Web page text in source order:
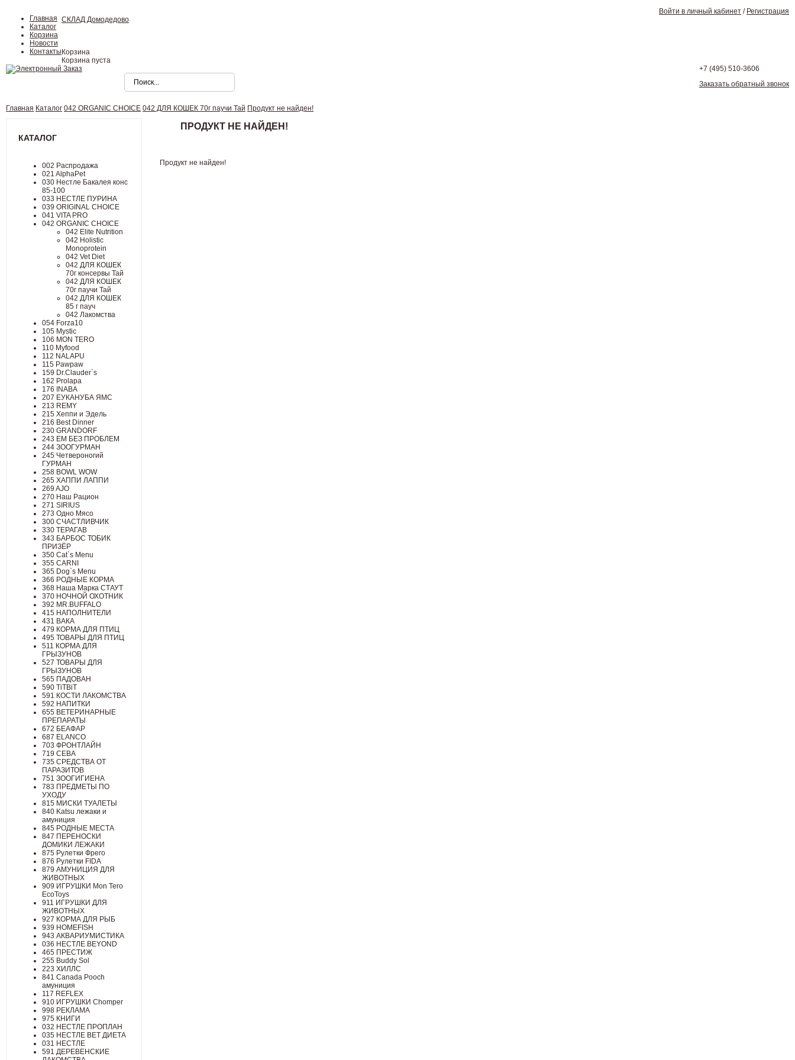
Главная
Каталог
Корзина
Новости
Контакты
Войти в личный кабинет / Регистрация
СКЛАД Домодедово
Корзина
Корзина пуста
+7 (495) 510-3606
Заказать обратный звонок
Главная Каталог 042 ORGANIC CHOICE 042 ДЛЯ КОШЕК 70г паучи Тай Продукт не найден!
КАТАЛОГ
002 Распродажа
021 AlphaPet
030 Нестле Бакалея конc
85-100
033 НЕСТЛЕ ПУРИНА
039 ORIGINAL CHOICE
041 VITA PRO
042 ORGANIC CHOICE
042 Elite Nutrition
042 Holistic
Monoprotein
042 Vet Diet
042 ДЛЯ КОШЕК
70г консервы Тай
042 ДЛЯ КОШЕК
70г паучи Тай
042 ДЛЯ КОШЕК
85 г пауч
042 Лакомства
054 Forza10
105 Mystic
106 MON TERO
110 Myfood
112 NALAPU
115 Pawpaw
159 Dr.Clauder`s
162 Prolapa
176 INABA
207 ЕУКАНУБА ЯМС
213 REMY
215 Хеппи и Эдель
216 Best Dinner
230 GRANDORF
243 ЕМ БЕЗ ПРОБЛЕМ
244 ЗООГУРМАН
245 Четвероногий
ГУРМАН
258 BOWL WOW
265 ХАППИ ЛАППИ
269 AJO
270 Наш Рацион
271 SIRIUS
273 Одно Мясо
300 СЧАСТЛИВЧИК
330 ТЕРАГАВ
343 БАРБОС ТОБИК
ПРИЗЁР
350 Cat`s Menu
355 CARNI
365 Dog`s Menu
366 РОДНЫЕ КОРМА
368 Наша Марка СТАУТ
370 НОЧНОЙ ОХОТНИК
392 MR.BUFFALO
415 НАПОЛНИТЕЛИ
431 ВАКА
479 КОРМА ДЛЯ ПТИЦ
495 ТОВАРЫ ДЛЯ ПТИЦ
511 КОРМА ДЛЯ
ГРЫЗУНОВ
527 ТОВАРЫ ДЛЯ
ГРЫЗУНОВ
565 ПАДОВАН
590 TiTBiT
591 КОСТИ ЛАКОМСТВА
592 НАПИТКИ
655 ВЕТЕРИНАРНЫЕ
ПРЕПАРАТЫ
672 БЕАФАР
687 ELANCO
703 ФРОНТЛАЙН
719 СЕВА
735 СРЕДСТВА ОТ
ПАРАЗИТОВ
751 ЗООГИГИЕНА
783 ПРЕДМЕТЫ ПО
УХОДУ
815 МИСКИ ТУАЛЕТЫ
840 Katsu лежаки и
амуниция
845 РОДНЫЕ МЕСТА
847 ПЕРЕНОСКИ
ДОМИКИ ЛЕЖАКИ
875 Рулетки Фрего
876 Рулетки FIDA
879 АМУНИЦИЯ ДЛЯ
ЖИВОТНЫХ
909 ИГРУШКИ Mon Tero
EcoToys
911 ИГРУШКИ ДЛЯ
ЖИВОТНЫХ
927 КОРМА ДЛЯ РЫБ
939 HOMEFISH
943 АКВАРИУМИСТИКА
036 НЕСТЛЕ BEYOND
465 ПРЕСТИЖ
255 Buddy Sol
223 ХИЛЛC
841 Canada Poоch
амуниция
117 REFLEX
910 ИГРУШКИ Chomper
998 РЕКЛАМА
975 КНИГИ
032 НЕСТЛЕ ПРОПЛАН
035 НЕСТЛЕ ВЕТ ДИЕТА
031 НЕСТЛЕ
591 ДЕРЕВЕНСКИЕ
ПРОДУКТ НЕ НАЙДЕН!
Продукт не найден!